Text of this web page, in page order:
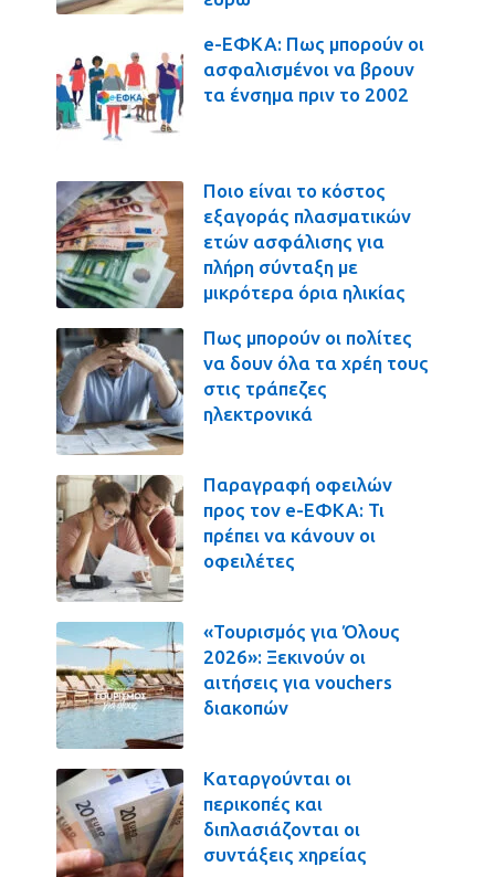
e-ΕΦΚΑ: Πως μπορούν οι
ασφαλισμένοι να βρουν
τα ένσημα πριν το 2002
Ποιο είναι το κόστος
εξαγοράς πλασματικών
ετών ασφάλισης για
πλήρη σύνταξη με
μικρότερα όρια ηλικίας
Πως μπορούν οι πολίτες
να δουν όλα τα χρέη τους
στις τράπεζες
ηλεκτρονικά
Παραγραφή οφειλών
προς τον e-ΕΦΚΑ: Τι
πρέπει να κάνουν οι
οφειλέτες
«Τουρισμός για Όλους
2026»: Ξεκινούν οι
αιτήσεις για vouchers
διακοπών
Καταργούνται οι
περικοπές και
διπλασιάζονται οι
συντάξεις χηρείας